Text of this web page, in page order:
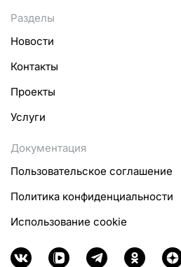
Разделы
Новости
Контакты
Проекты
Услуги
Документация
Пользовательское соглашение
Политика конфиденциальности
Использование cookie